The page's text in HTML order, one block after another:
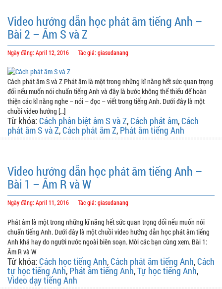
Video hướng dẫn học phát âm tiếng Anh –
Bài 2 – Âm S và Z
Ngày đăng: April 12, 2016 Tác giả: giasudanang
Cách phát âm S và Z Phát âm là một trong những kĩ năng hết sức quan trọng
đối nếu muốn nói chuẩn tiếng Anh và đây là bước không thể thiếu để hoàn
thiện các kĩ năng nghe – nói – đọc – viết trong tiếng Anh. Dưới đây là một
chuồi video hướng […]
Từ khóa: Cách phân biệt âm S và Z,Cách phát âm,Cách
phát âm S và Z,Cách phát âm Z, Phát âm tiếng Anh
Video hướng dẫn học phát âm tiếng Anh –
Bài 1 – Âm R và W
Ngày đăng: April 11, 2016 Tác giả: giasudanang
Phát âm là một trong những kĩ năng hết sức quan trọng đối nếu muốn nói
chuẩn tiếng Anh. Dưới đây là một chuồi video hướng dẫn học phát âm tiếng
Anh khá hay do người nước ngoài biên soạn. Mời các bạn cùng xem. Bài 1:
Âm R và W
Từ khóa: Cách học tiếng Anh,Cách phát âm tiếng Anh,Cách
tự học tiếng Anh, Phát âm tiếng Anh,Tự học tiếng Anh,
Video dạy tiếng Anh